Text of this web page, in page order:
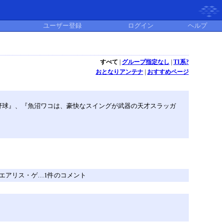
ユーザー登録 ログイン ヘルプ
すべて グループ指定なし
TI系?
おとなりアンテナ| おすすめページ
』、『魚沼ワコは、豪快なスイングが武器の天才スラッガ
アリス・ゲ…1件のコメント